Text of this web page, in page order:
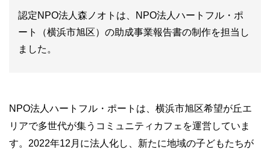
認定NPO法人森ノオトは、NPO法人ハートフル・ポ
ート（横浜市旭区）の助成事業報告書の制作を担当し
ました。
NPO法人ハートフル・ポートは、横浜市旭区希望が丘エ
リアで多世代が集うコミュニティカフェを運営していま
す。2022年12月に法人化し、新たに地域の子どもたちが